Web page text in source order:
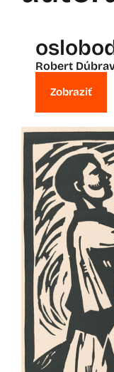
Robert
Zobraziť